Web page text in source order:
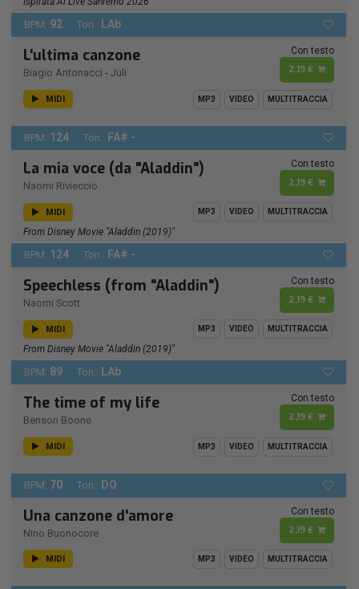
BPM: 92 Ton.: LAb
L'ultima canzone
Biagio Antonacci - Juli
Con testo
2,19 €
MIDI MP3 VIDEO MULTITRACCIA
BPM: 124 Ton.: FA# -
La mia voce (da "Aladdin")
Naomi Rivieccio
Con testo
2,19 €
MIDI MP3 VIDEO MULTITRACCIA
From Disney Movie "Aladdin (2019)"
BPM: 124 Ton.: FA# -
Speechless (from "Aladdin")
Naomi Scott
Con testo
2,19 €
MIDI MP3 VIDEO MULTITRACCIA
From Disney Movie "Aladdin (2019)"
BPM: 89 Ton.: LAb
The time of my life
Benson Boone
Con testo
2,19 €
MIDI MP3 VIDEO MULTITRACCIA
BPM: 70 Ton.: DO
Una canzone d'amore
Nino Buonocore
Con testo
2,19 €
MIDI MP3 VIDEO MULTITRACCIA